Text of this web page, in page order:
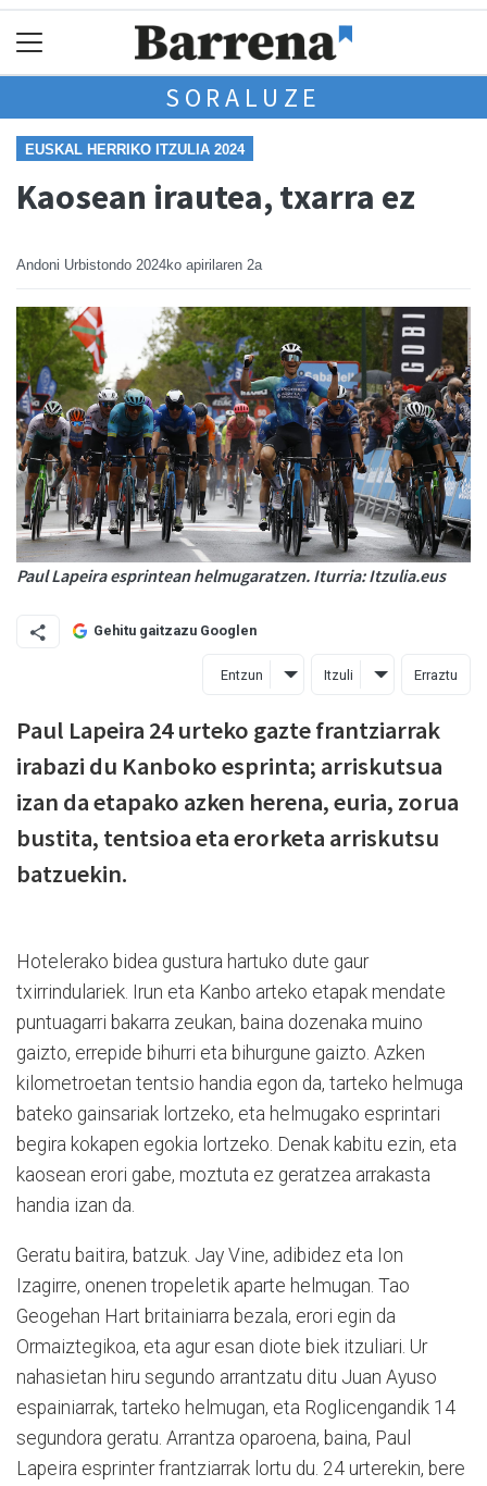
SORALUZE
EUSKAL HERRIKO ITZULIA 2024
Kaosean irautea, txarra ez
Andoni Urbistondo 2024ko apirilaren 2a
Paul Lapeira esprintean helmugaratzen. Iturria: Itzulia.eus
Gehitu gaitzazu Googlen
Entzun Itzuli Erraztu
Paul Lapeira 24 urteko gazte frantziarrak
irabazi du Kanboko esprinta; arriskutsua
izan da etapako azken herena, euria, zorua
bustita, tentsioa eta erorketa arriskutsu
batzuekin.
Hotelerako bidea gustura hartuko dute gaur
txirrindulariek. Irun eta Kanbo arteko etapak mendate
puntuagarri bakarra zeukan, baina dozenaka muino
gaizto, errepide bihurri eta bihurgune gaizto. Azken
kilometroetan tentsio handia egon da, tarteko helmuga
bateko gainsariak lortzeko, eta helmugako esprintari
begira kokapen egokia lortzeko. Denak kabitu ezin, eta
kaosean erori gabe, moztuta ez geratzea arrakasta
handia izan da.
Geratu baitira, batzuk. Jay Vine, adibidez eta Ion
Izagirre, onenen tropeletik aparte helmugan. Tao
Geogehan Hart britainiarra bezala, erori egin da
Ormaiztegikoa, eta agur esan diote biek itzuliari. Ur
nahasietan hiru segundo arrantzatu ditu Juan Ayuso
espainiarrak, tarteko helmugan, eta Roglicengandik 14
segundora geratu. Arrantza oparoena, baina, Paul
Lapeira esprinter frantziarrak lortu du. 24 urterekin, bere